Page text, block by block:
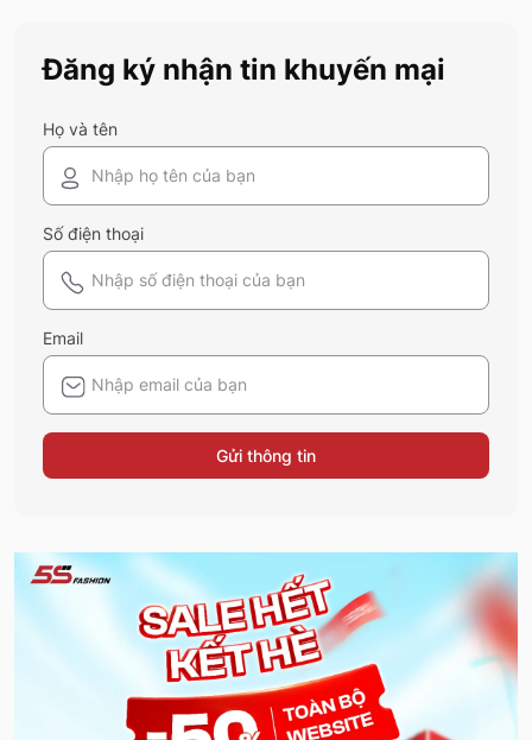
của 5S Fashion dưới đây.
Đăng ký nhận tin khuyến mại
Họ và tên
Số điện thoại
Email
Gửi thông tin